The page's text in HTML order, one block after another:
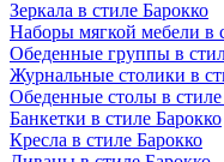
Зеркала в стиле Барокко
Наборы мягкой мебели в
Обеденные группы в
Журнальные столики в
Обеденные столы в стиле
Банкетки в стиле Барокко
Кресла в стиле Барокко